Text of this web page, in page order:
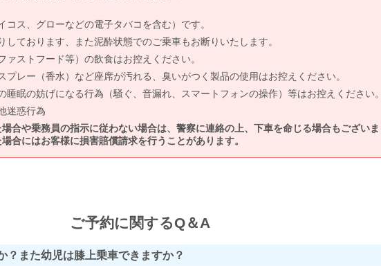
コス、グローなどの電子タバコを含む）です。
しております、また泥酔状態でのご乗車もお断りいたします。
ァストフード等）の飲食はお控えください。
プレー（香水）など座席が汚れる、臭いがつく製品の使用はお控えください。
睡眠の妨げになる行為（騒ぐ、音漏れ、スマートフォンの操作）等はお控えください
迷惑行為
場合や乗務員の指示に従わない場合は、警察に連絡の上、下車を命じる場合もございま
合にはお客様に損害賠償請求を行うことがあります。
ご予約に関するQ＆A
？また幼児は膝上乗車できますか？